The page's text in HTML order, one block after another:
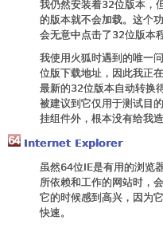
我仍然安装着32位版本，
的版本就不会加载。这个
会无意中点击了32位版本
我使用火狐时遇到的唯一
位版下载地址，因此我正
最新的32位版本自动转换
被建议到它仅用于测试目
挂组件外，根本没有给我造
Internet Explorer
虽然64位IE是有用的浏览
所依赖和工作的网站时，
它的时候感到高兴，因为
快速。